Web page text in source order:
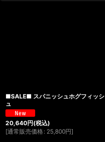
■SALE■ スパニッシュホグフィッシ
ュ
20,640円(税込)
[通常販売価格 : 25,800円]